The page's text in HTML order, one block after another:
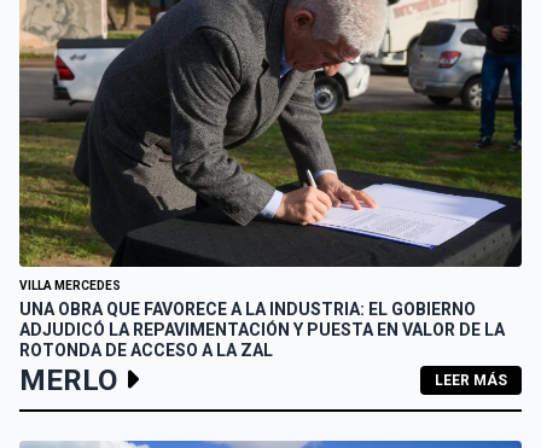
VILLA MERCEDES
UNA OBRA QUE FAVORECE A LA INDUSTRIA: EL GOBIERNO
ADJUDICÓ LA REPAVIMENTACIÓN Y PUESTA EN VALOR DE LA
ROTONDA DE ACCESO A LA ZAL
MERLO LEER MÁS